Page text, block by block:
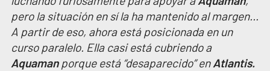
pero la situación en sí la ha mantenido al margen…
A partir de eso, ahora está posicionada en un
curso paralelo. Ella casi está cubriendo a
Aquamanporque está “desaparecido” enAtlantis.